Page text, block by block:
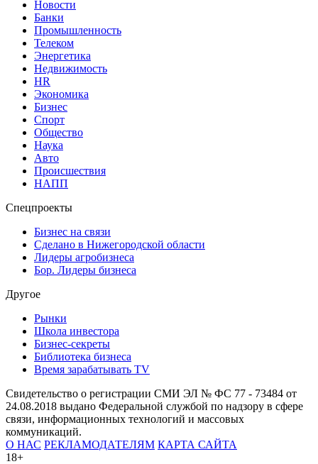
Новости
Банки
Промышленность
Телеком
Энергетика
Недвижимость
HR
Экономика
Бизнес
Спорт
Общество
Наука
Авто
Происшествия
НАПП
Спецпроекты
Бизнес на связи
Сделано в Нижегородской области
Лидеры агробизнеса
Бор. Лидеры бизнеса
Другое
Рынки
Школа инвестора
Бизнес-секреты
Библиотека бизнеса
Время зарабатывать TV
Свидетельство о регистрации СМИ ЭЛ № ФС 77 - 73484 от
24.08.2018 выдано Федеральной службой по надзору в сфере
связи, информационных технологий и массовых
коммуникаций.
О НАС РЕКЛАМОДАТЕЛЯМ КАРТА САЙТА
18+